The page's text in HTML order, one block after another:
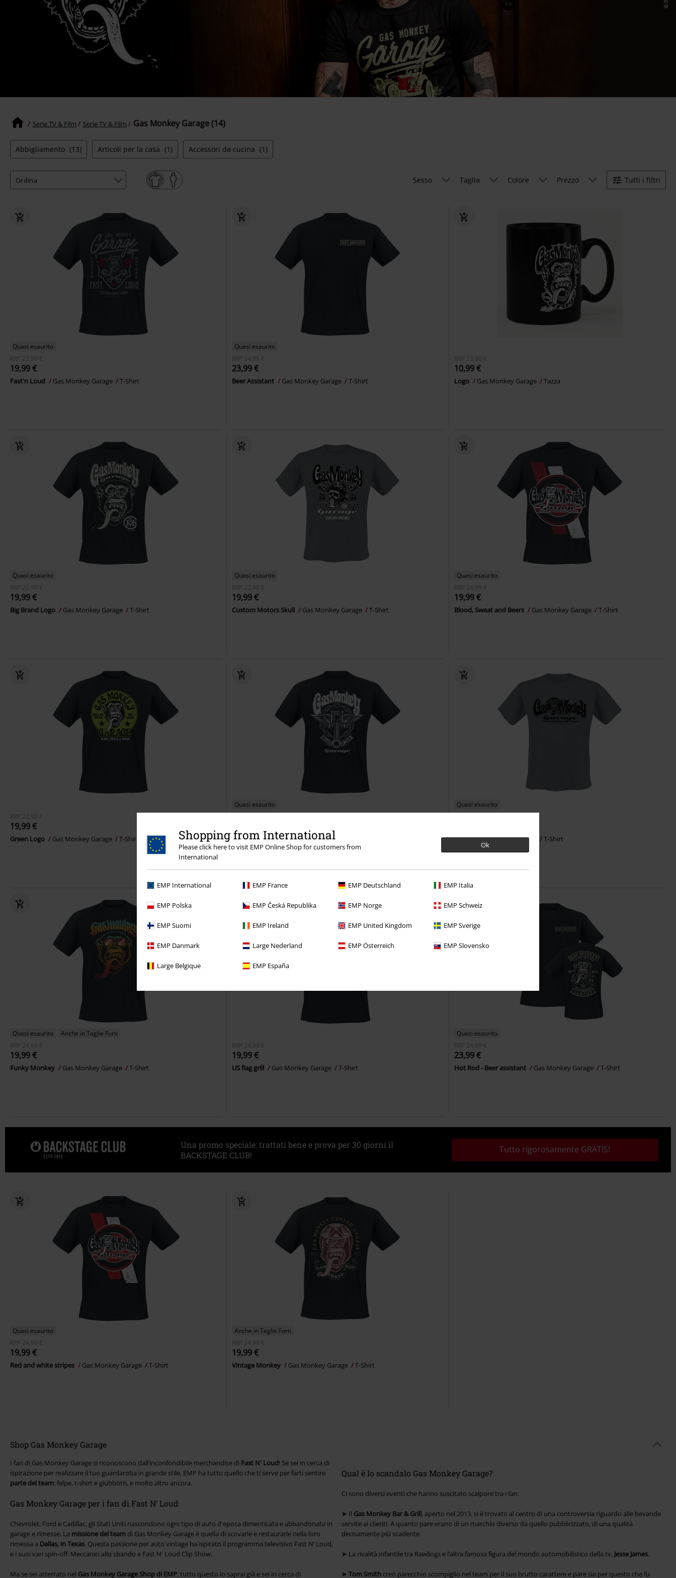
Shopping from International
Please click here to visit EMP Online Shop for customers from
International
Ok
EMP International EMP France EMP Deutschland EMP Italia
EMP Polska EMP Česká Republika EMP Norge EMP Schweiz
EMP Suomi EMP Ireland EMP United Kingdom EMP Sverige
EMP Danmark Large Nederland EMP Österreich EMP Slovensko
Large Belgique EMP España
Serie TV & Film Serie TV & Film Gas Monkey Garage (14)
Abbigliamento (13) Articoli per la casa (1) Accessori da cucina (1)
Sesso Taglia Colore Prezzo Tutti i filtri
Quasi esaurito
RRP
22,90 €
19,99 €
Fast'n Loud Gas Monkey Garage T-Shirt
Quasi esaurito
RRP
24,99 €
23,99 €
Beer Assistant Gas Monkey Garage T-Shirt
RRP 13,90 €
10,99 €
Logo Gas Monkey Garage Tazza
Quasi esaurito
RRP
22,90 €
19,99 €
Big Brand Logo Gas Monkey Garage T-Shirt
Quasi esaurito
RRP
22,90 €
19,99 €
Custom Motors Skull Gas Monkey Garage T-Shirt
Quasi esaurito
RRP
24,99 €
19,99 €
Blood, Sweat and Beers Gas Monkey Garage T-Shirt
RRP 22,90 €
19,99 €
Green Logo Gas Monkey Garage T-Shirt
Quasi esaurito
Big Piston Gas Monkey Garage
Quasi esaurito
Logo Gas Monkey Garage T-Shirt
Quasi esaurito
Anche in Taglie Forti
RRP
24,99 €
19,99 €
Funky Monkey Gas Monkey Garage T-Shirt
RRP 24,99 €
19,99 €
US flag grill Gas Monkey Garage T-Shirt
Quasi esaurito
RRP
24,99 €
23,99 €
Hot Rod - Beer assistant Gas Monkey Garage T-Shirt
Una promo speciale: trattati bene e prova per 30 giorni il
BACKSTAGE CLUB!
Tutto rigorosamente GRATIS!
Quasi esaurito
RRP
24,99 €
19,99 €
Red and white stripes Gas Monkey Garage T-Shirt
Anche in Taglie Forti
RRP
24,99 €
19,99 €
Vintage Monkey Gas Monkey Garage T-Shirt
Shop Gas Monkey Garage
I fan di Gas Monkey Garage si riconoscono dall’inconfondibile merchandise di Fast N' Loud! Se sei in cerca di
ispirazione per realizzare il tuo guardaroba in grande stile, EMP ha tutto quello che ti serve per farti sentire
parte del team: felpe, t-shirt e giubbotti, e molto altro ancora.
Gas Monkey Garage per i fan di Fast N’ Loud
Chevrolet, Ford e Cadillac, gli Stati Uniti nascondono ogni tipo di auto d'epoca dimenticata e abbandonata in
garage e rimesse. La missione del team di Gas Monkey Garage è quella di scovarle e restaurarle nella loro
rimessa a Dallas, in Texas. Questa passione per auto vintage ha ispirato il programma televisivo Fast N’ Loud,
e i suoi vari spin-off: Meccanici allo sbando e Fast N' Loud Clip Show.
Ma se sei atterrato nel Gas Monkey Garage Shop di EMP, tutto questo lo saprai già e sei in cerca di
Qual è lo scandalo Gas Monkey Garage?
Ci sono diversi eventi che hanno suscitato scalpore tra i fan:
➤ Il Gas Monkey Bar & Grill, aperto nel 2013, si è trovato al centro di una controversia riguardo alle bevande
servite ai clienti. A quanto pare erano di un marchio diverso da quello pubblicizzato, di una qualità
decisamente più scadente.
➤ La rivalità infantile tra Rawlings e l’altra famosa figura del mondo automobilistico della tv, Jesse James.
➤ Tom Smithcreò parecchio scompiglio nel team per il suo brutto carattere e pare sia per questo che fu